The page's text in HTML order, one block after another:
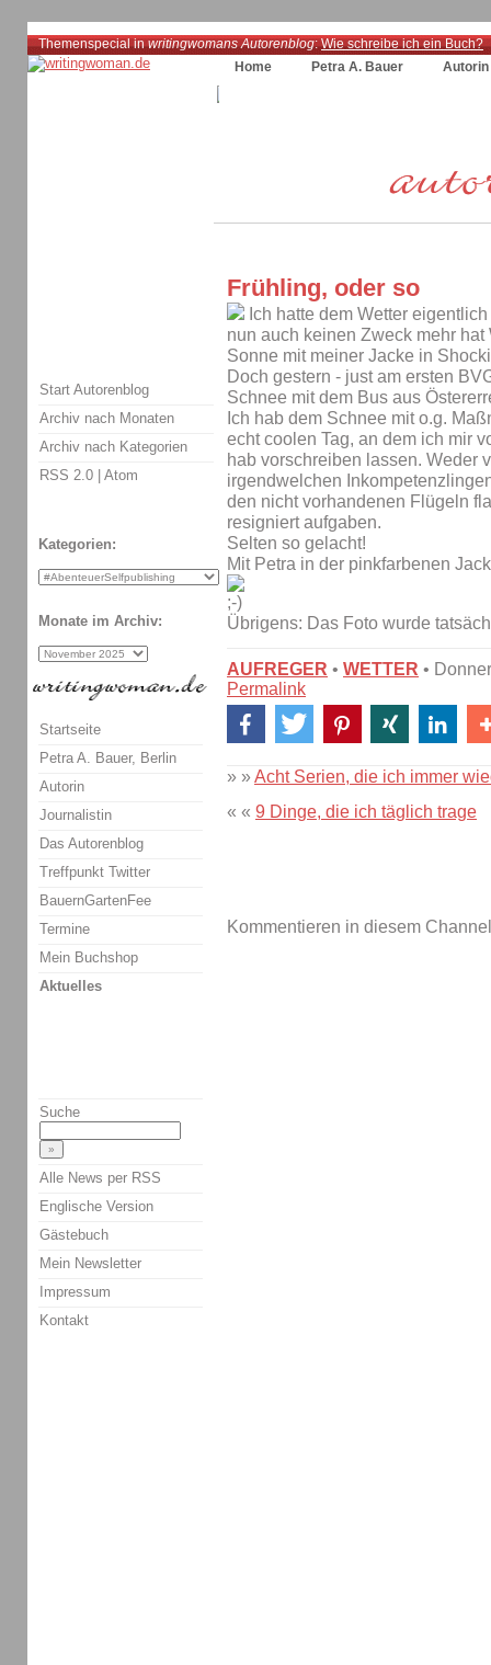
Themenspecial inwritingwomans Autorenblog:Wie schreibe ich ein Buch?
Home
Petra A. Bauer Autorin
Frühling, oder so
Ich hatte dem Wetter
nun auch keinen Zweck mehr
Sonne mit meiner Jacke in
Doch gestern - just am ersten
Schnee mit dem Bus aus
Ich hab dem Schnee mit o.g.
echt coolen Tag, an dem ich mir
hab vorschreiben lassen. Weder
irgendwelchen
den nicht vorhandenen Flügeln
resigniert aufgaben.
Selten so gelacht!
Mit Petra in der pinkfarbenen
Übrigens: Das Foto wurde
AUFREGER • WETTER •
Permalink
» »Acht Serien, die ich immer
« « 9 Dinge, die ich täglich trage
Kommentieren in diesem
Start Autorenblog
Archiv nach Monaten
Archiv nach Kategorien
RSS 2.0 | Atom
Kategorien:
Monate im Archiv:
Startseite
Petra A. Bauer, Berlin
Autorin
Journalistin
Das Autorenblog
Treffpunkt Twitter
BauernGartenFee
Termine
Mein Buchshop
Aktuelles
Suche
Alle News per RSS
Englische Version
Gästebuch
Mein Newsletter
Impressum
Kontakt